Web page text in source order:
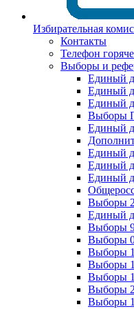
Избирательная
Контакты
Телефон
Выборы и
Единый
Единый
Единый
Выборы
Единый
Единый
Единый
Единый
Выборы
Единый
Выборы 9
Выборы
Выборы
Выборы
Выборы
Выборы
Выборы